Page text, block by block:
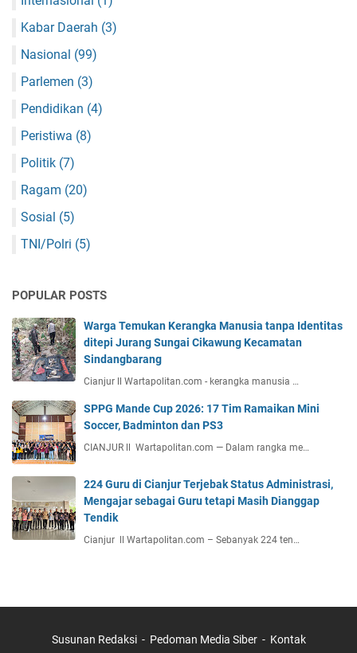
Kabar Daerah (3)
Nasional (99)
Parlemen (3)
Pendidikan (4)
Peristiwa (8)
Politik (7)
Ragam (20)
Sosial (5)
TNI/Polri (5)
POPULAR POSTS
Warga Temukan Kerangka Manusia tanpa Identitas
ditepi Jurang Sungai Cikawung Kecamatan
Sindangbarang
Cianjur ll Wartapolitan.com - kerangka manusia …
SPPG Mande Cup 2026: 17 Tim Ramaikan Mini
Soccer, Badminton dan PS3
CIANJUR ll Wartapolitan.com — Dalam rangka me…
224 Guru di Cianjur Terjebak Status Administrasi,
Mengajar sebagai Guru tetapi Masih Dianggap
Tendik
Cianjur ll Wartapolitan.com – Sebanyak 224 ten…
Susunan Redaksi Pedoman Media Siber Kontak